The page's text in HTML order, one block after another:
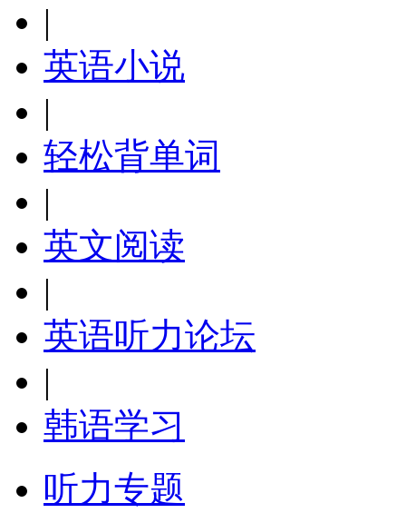
|
英语小说
|
轻松背单词
|
英文阅读
|
英语听力论坛
|
韩语学习
听力专题